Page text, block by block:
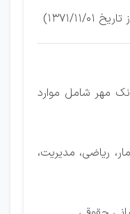
11/01)
مهر شامل موارد
ریاضی، مدیریت،